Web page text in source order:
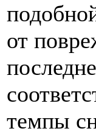
от
темпы